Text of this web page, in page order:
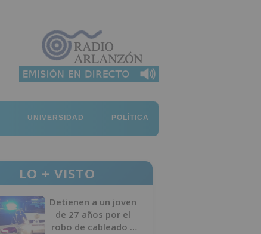
UNIVERSIDAD POLÍTICA
LO + VISTO
Detienen a un joven
de 27 años por el
robo de cableado y